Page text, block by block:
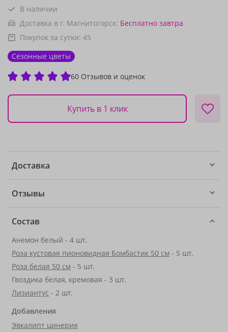
В наличии
Доставка в г. Магнитогорск: Бесплатно завтра
Покупок за сутки: 45
Сезонные цветы
60 Отзывов и оценок
Купить в 1 клик
Доставка
Отзывы
Состав
Анемон белый - 4 шт.
Роза кустовая пионовидная Бомбастик 50 см - 5 шт.
Роза белая 50 см - 5 шт.
Гвоздика белая, кремовая - 3 шт.
Лизиантус - 2 шт.
Добавления
Эвкалипт цинерия